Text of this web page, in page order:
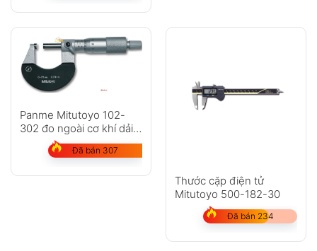
Panme Mitutoyo 102-
302 đo ngoài cơ khí dải
đo 25-50mm
Đã bán 307
Thước cặp điện tử
Mitutoyo 500-182-30
Đã bán 234